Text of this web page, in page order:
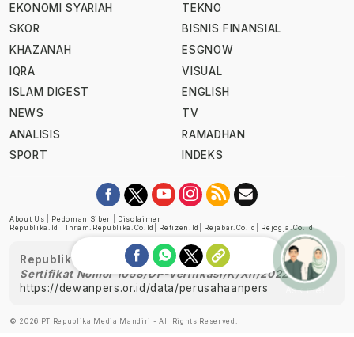
EKONOMI SYARIAH
SKOR
KHAZANAH
IQRA
ISLAM DIGEST
NEWS
ANALISIS
SPORT
TEKNO
BISNIS FINANSIAL
ESGNOW
VISUAL
ENGLISH
TV
RAMADHAN
INDEKS
About Us Pedoman Siber
Disclaimer
Republika.id
Ihram.republika.co.id Retizen.id Rejabar.co.id Rejogja.co.id|
Republika telah diverifikasi oleh Dewan Pers
Sertifikat Nomor 1058/DP-Verifikasi/K/XII/2022
https://dewanpers.or.id/data/perusahaanpers
© 2026 PT Republika Media Mandiri - All Rights Reserved.
Ask me!